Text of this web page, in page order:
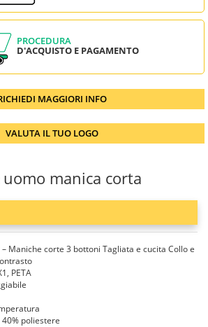
PROCEDURA
D'ACQUISTO E PAGAMENTO
MAGGIORI INFO
VALUTA IL TUO LOGO
uomo manica corta
Maniche corte 3 bottoni Tagliata e cucita Collo e
PETA
poliestere